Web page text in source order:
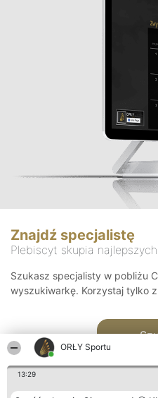
ORŁY Sportu
13:29
Znajdź specjalistę
Plebiscyt skupia
Szukasz specjalisty w pobliżu
wyszukiwarkę. Korzystaj tylko z